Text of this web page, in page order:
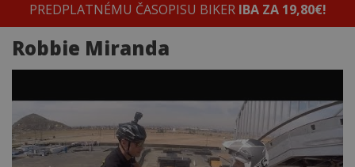
PREDPLATNÉMU ČASOPISU BIKER IBA ZA 19,80€!
Robbie Miranda